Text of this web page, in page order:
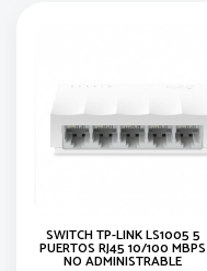
SWITCH TP-LINK LS1005 5
PUERTOS RJ45 10/100 MBPS
NO ADMINISTRABLE